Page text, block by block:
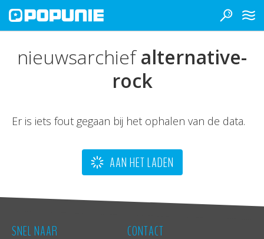
nieuwsarchiefalternative-
rock
Er is iets fout gegaan bij het ophalen van de data.
AAN HET LADEN
SNEL NAAR CONTACT